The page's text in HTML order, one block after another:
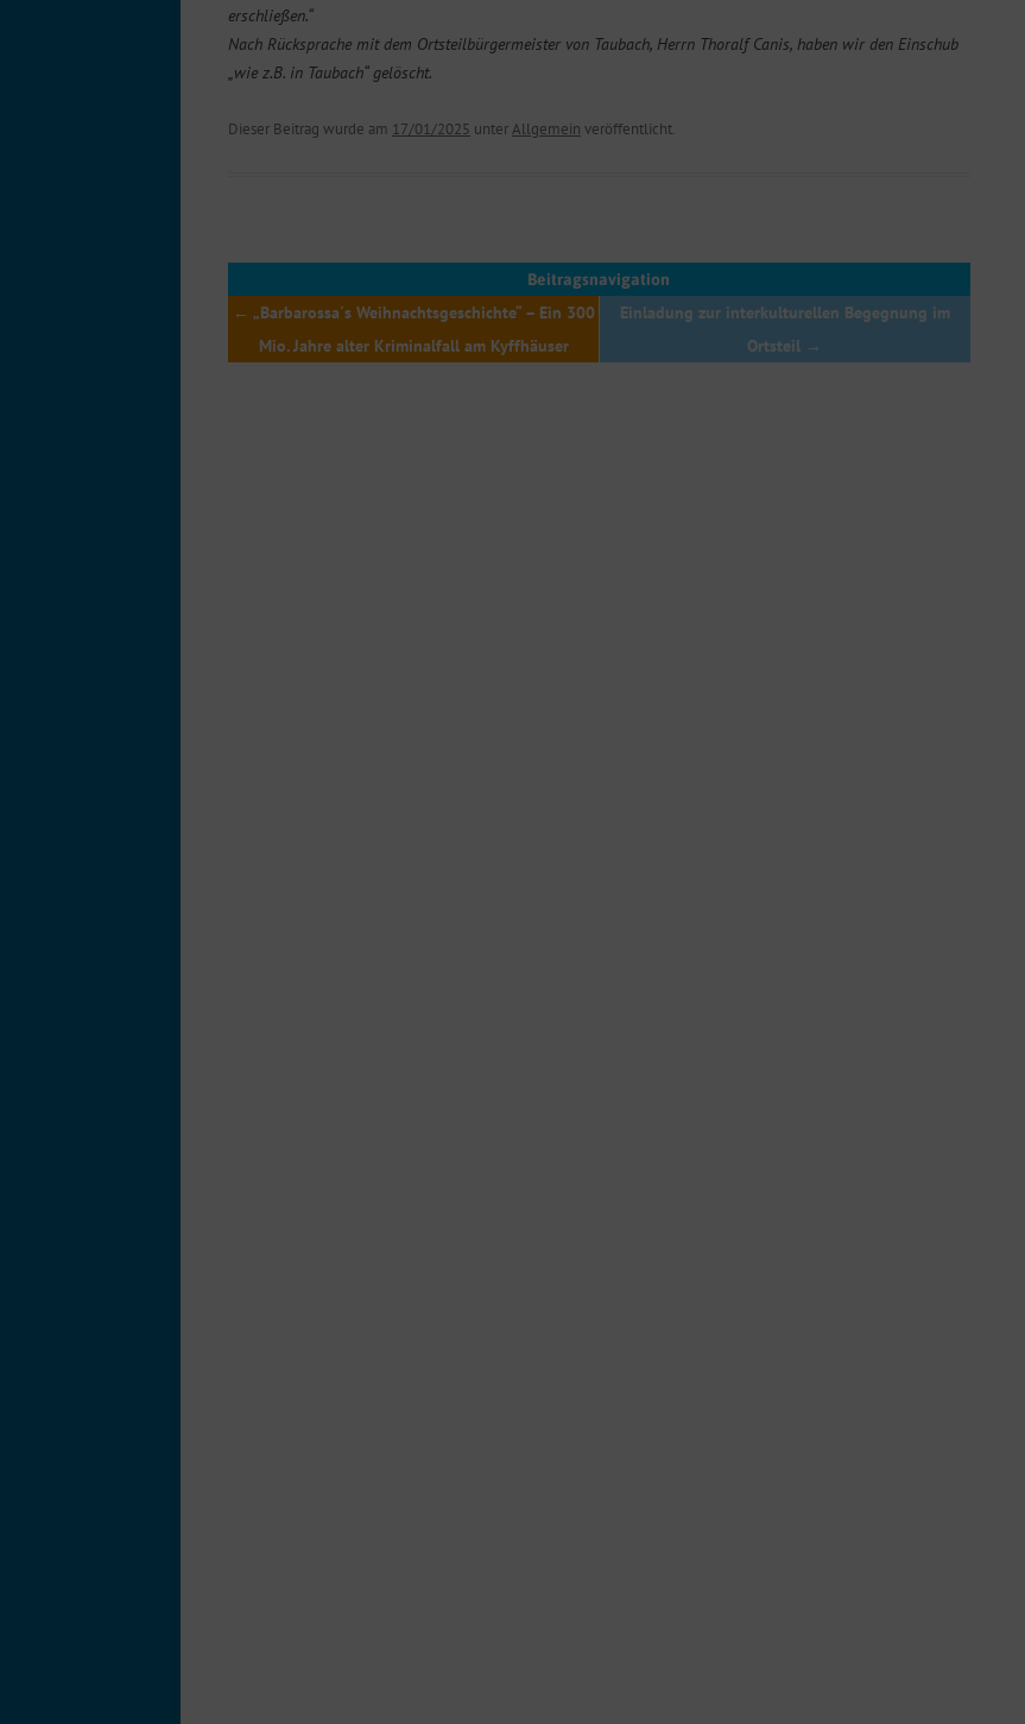
erschließen.“
Nach Rücksprache mit dem Ortsteilbürgermeister von Taubach, Herrn Thoralf Canis, haben wir den Einschub
„wie z.B. in Taubach“ gelöscht.
Dieser Beitrag wurde am 17/01/2025 unterAllgemein veröffentlicht.
Beitragsnavigation
← „Barbarossa´s Weihnachtsgeschichte“ – Ein 300
Mio. Jahre alter Kriminalfall am Kyffhäuser
Einladung zur interkulturellen Begegnung im
Ortsteil →